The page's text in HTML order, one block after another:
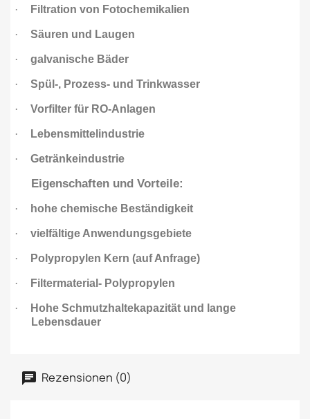
· Filtration von Fotochemikalien
· Säuren und Laugen
· galvanische Bäder
· Spül-, Prozess- und Trinkwasser
· Vorfilter für RO-Anlagen
· Lebensmittelindustrie
· Getränkeindustrie
Eigenschaften und Vorteile:
· hohe chemische Beständigkeit
· vielfältige Anwendungsgebiete
· Polypropylen Kern (auf Anfrage)
· Filtermaterial- Polypropylen
·
Hohe Schmutzhaltekapazität und lange
Lebensdauer
Rezensionen (0)